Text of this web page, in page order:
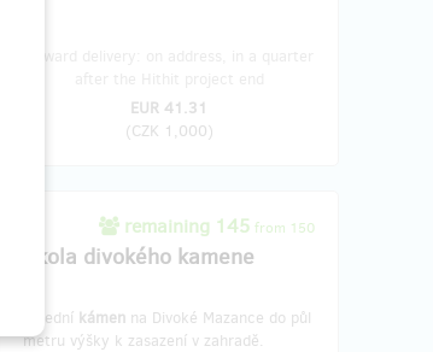
EUR 41.31
(CZK 1,000)
remaining 145 from 150
Škola divokého kamene
Střední kámen na Divoké Mazance do půl
metru výšky k zasazení v zahradě.